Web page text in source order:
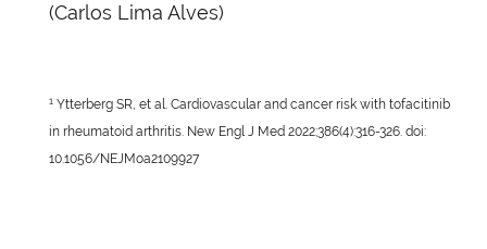
(Carlos Lima Alves)
1 Ytterberg SR, et al. Cardiovascular and cancer risk with tofacitinib
in rheumatoid arthritis. New Engl J Med 2022;386(4):316-326. doi:
10.1056/NEJMoa2109927